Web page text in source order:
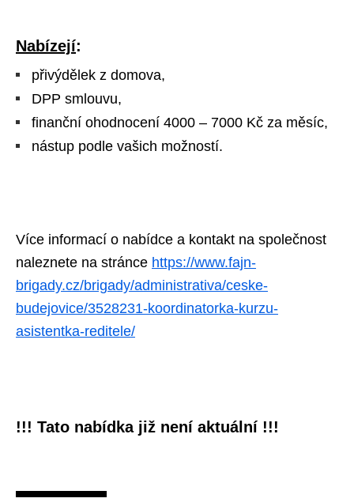
Nabízejí:
přivýdělek z domova,
DPP smlouvu,
finanční ohodnocení 4000 – 7000 Kč za měsíc,
nástup podle vašich možností.
Více informací o nabídce a kontakt na společnost
naleznete na stránce https://www.fajn-
brigady.cz/brigady/administrativa/ceske-
budejovice/3528231-koordinatorka-kurzu-
asistentka-reditele/
!!! Tato nabídka již není aktuální !!!